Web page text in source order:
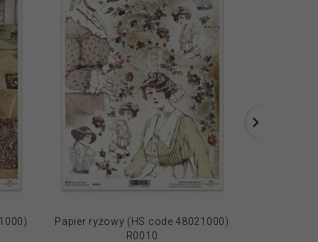
Papier ryżowy (HS code 48021000)
R0010